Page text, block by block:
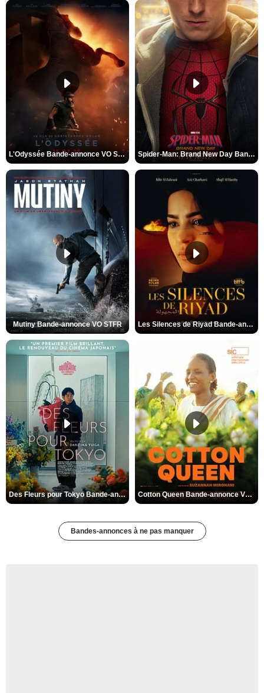
L'Odyssée Bande-annonce VO STFR Spider-Man: Brand New Day Bande-annonce VO STFR
Mutiny Bande-annonce VO STFR Les Silences de Riyad Bande-annonce VO STFR
Des Fleurs pour Tokyo Bande-annonce VO STFR Cotton Queen Bande-annonce VO STFR
Bandes-annonces à ne pas manquer